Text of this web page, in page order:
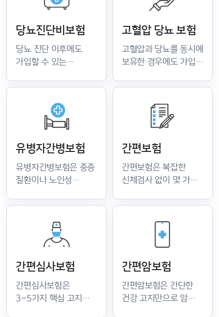
보험사별로 비교해 미리
혈압 관련 위험을
당뇨진단비보험
당뇨 진단 이후에도
가입할 수 있는
합병증 치료비 부담을
줄일 수 있습니다. 당뇨
관련 입원·수술 보장
여부와 보험사별 인수
선택하세요.
고혈압 당뇨 보험
고혈압과 당뇨를 동시에
보유한 경우에도 가입
보험이 있습니다. 두
보장 설계로 의료비
공백 없이 대비할 수
유병자간병보험
유병자간병보험은 중증
질환이나 노인성
어려워졌을 때 간병비를
인정 등급 기준과 월
지급액을 보험사별로
대비하세요.
간편보험
간편보험은 복잡한
신체검사 없이 몇 가지
가입할 수 있는
상품입니다. 건강
상태가 일반 기준에
미치지 못해도 보장받을
확인하세요.
간편심사보험
간편심사보험은
3~5가지 핵심 고지
간편암보험
간편암보험은 간단한
건강 고지만으로 암